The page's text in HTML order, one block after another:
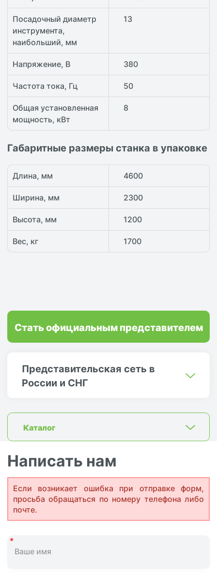
Посадочный диаметр
инструмента,
наибольший, мм
13
Напряжение, В 380
Частота тока, Гц 50
Общая установленная
мощность, кВт
8
Габаритные размеры станка в упаковке
Длина, мм 4600
Ширина, мм 2300
Высота, мм 1200
Вес, кг 1700
Представительская сеть в
России и СНГ
Стать официальным представителем
Каталог
Написать нам
Если возникает ошибка при отправке форм,
просьба обращаться по номеру телефона либо
почте.